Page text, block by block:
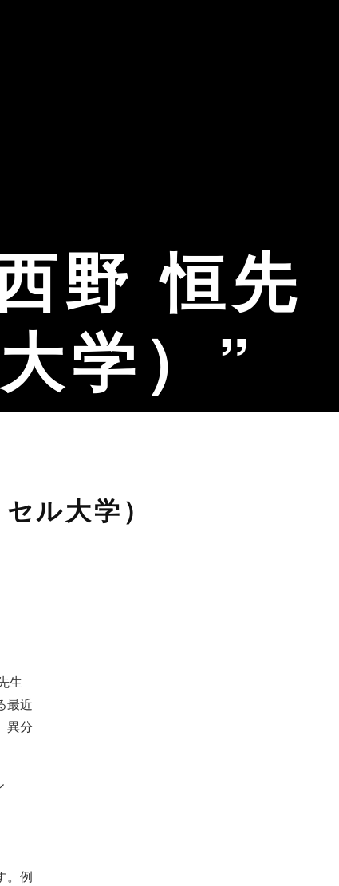
野 恒先
学）
ル大学）
生
最近
異分
。例